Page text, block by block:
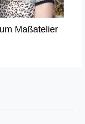
Maßatelier